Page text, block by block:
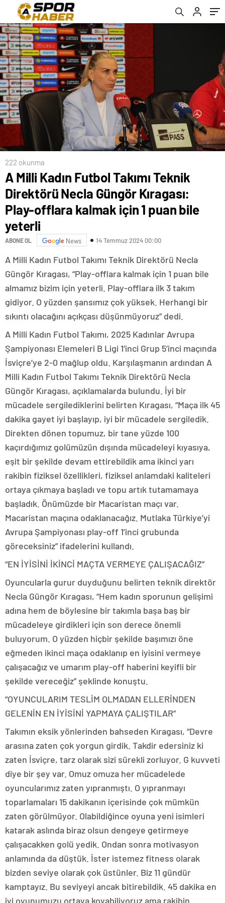
için 1 puan bile yeterli
222 okunma
A Milli Kadın Futbol Takımı Teknik
Direktörü Necla Güngör Kıragası:
Play-offlara kalmak için 1 puan bile
yeterli
ABONE OL News 14 Temmuz 2024 00:00
A Milli Kadın Futbol Takımı Teknik Direktörü Necla
Güngör Kıragası, “Play-offlara kalmak için 1 puan bile
almamız bizim için yeterli. Play-offlara ilk 3 takım
gidiyor. O yüzden şansımız çok yüksek. Herhangi bir
sıkıntı olacağını açıkçası düşünmüyoruz” dedi.
A Milli Kadın Futbol Takımı, 2025 Kadınlar Avrupa
Şampiyonası Elemeleri B Ligi 1’inci Grup 5’inci maçında
İsviçre’ye 2-0 mağlup oldu. Karşılaşmanın ardından A
Milli Kadın Futbol Takımı Teknik Direktörü Necla
Güngör Kıragası, açıklamalarda bulundu. İyi bir
mücadele sergilediklerini belirten Kıragası, “Maça ilk 45
dakika gayet iyi başlayıp, iyi bir mücadele sergiledik.
Direkten dönen topumuz, bir tane yüzde 100
kaçırdığımız golümüzün dışında mücadeleyi kıyasıya,
eşit bir şekilde devam ettirebildik ama ikinci yarı
rakibin fiziksel özellikleri, fiziksel anlamdaki kaliteleri
ortaya çıkmaya başladı ve topu artık tutamamaya
başladık. Önümüzde bir Macaristan maçı var.
Macaristan maçına odaklanacağız. Mutlaka Türkiye’yi
Avrupa Şampiyonası play-off 1’inci grubunda
göreceksiniz” ifadelerini kullandı.
“EN İYİSİNİ İKİNCİ MAÇTA VERMEYE ÇALIŞACAĞIZ”
Oyuncularla gurur duyduğunu belirten teknik direktör
Necla Güngör Kıragası, “Hem kadın sporunun gelişimi
adına hem de böylesine bir takımla başa baş bir
mücadeleye girdikleri için son derece önemli
buluyorum. O yüzden hiçbir şekilde başımızı öne
eğmeden ikinci maça odaklanıp en iyisini vermeye
çalışacağız ve umarım play-off haberini keyifli bir
şekilde vereceğiz” şeklinde konuştu.
“OYUNCULARIM TESLİM OLMADAN ELLERİNDEN
GELENİN EN İYİSİNİ YAPMAYA ÇALIŞTILAR”
Takımın eksik yönlerinden bahseden Kıragası, “Devre
arasına zaten çok yorgun girdik. Takdir edersiniz ki
zaten İsviçre, tarz olarak sizi sürekli zorluyor. G kuvveti
diye bir şey var. Omuz omuza her mücadelede
oyuncularımız zaten yıpranmıştı. O yıpranmayı
toparlamaları 15 dakikanın içerisinde çok mümkün
zaten görülmüyor. Olabildiğince oyuna yeni isimleri
katarak aslında biraz olsun dengeye getirmeye
çalışacakken golü yedik. Ondan sonra motivasyon
anlamında da düştük. İster istemez fitness olarak
bizden seviye olarak çok üstünler. Biz 11 gündür
kamptayız. Bu seviyeyi ancak bitirebildik. 45 dakika en
iyi oyunumuzu ortaya koyabiliyoruz ama rakibin